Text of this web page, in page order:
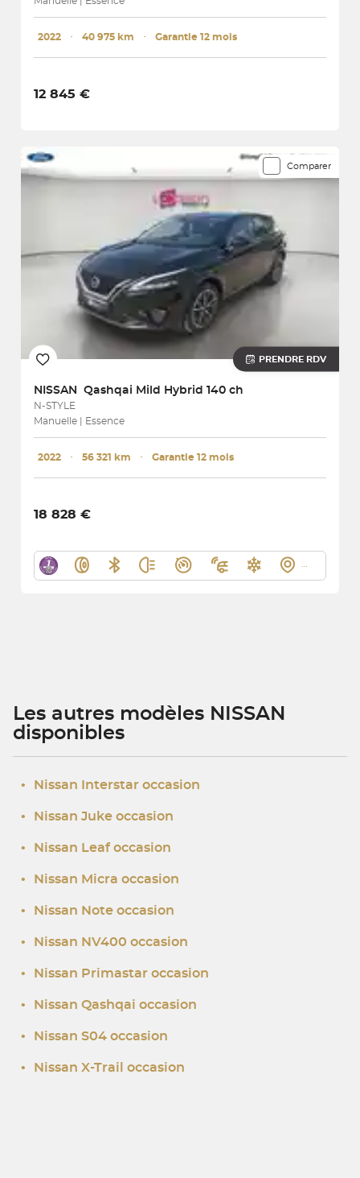
2022 ･ 40 975 km ･ Garantie 12 mois
12 845 €
Comparer
PRENDRE RDV
NISSAN Qashqai Mild Hybrid 140 ch
N-STYLE
Manuelle | Essence
2022 ･ 56 321 km ･ Garantie 12 mois
18 828 €
Les autres modèles NISSAN
disponibles
• Nissan Interstar occasion
• Nissan Juke occasion
• Nissan Leaf occasion
• Nissan Micra occasion
• Nissan Note occasion
• Nissan NV400 occasion
• Nissan Primastar occasion
• Nissan Qashqai occasion
• Nissan S04 occasion
• Nissan X-Trail occasion